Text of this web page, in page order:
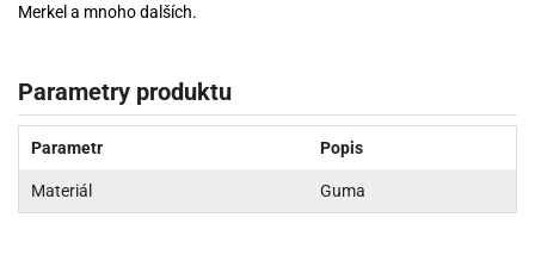
Merkel a mnoho dalších.
Parametry produktu
Parametr Popis
Materiál Guma